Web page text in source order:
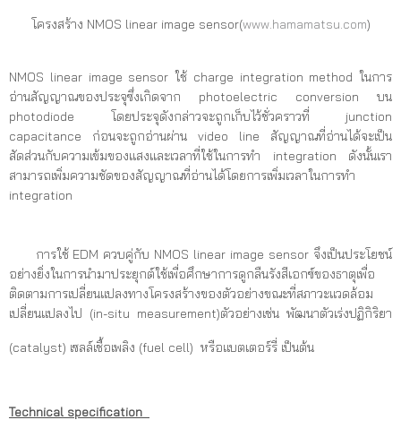
โครงสร้าง NMOS linear image sensor(www.hamamatsu.com)
NMOS linear image sensor ใช้ charge integration method ในการ
อ่านสัญญาณของประจุซึ่งเกิดจาก photoelectric conversion บน
photodiode โดยประจุดังกล่าวจะถูกเก็บไว้ชั่วคราวที่ junction
capacitance ก่อนจะถูกอ่านผ่าน video line สัญญาณที่อ่านได้จะเป็น
สัดส่วนกับความเข้มของแสงและเวลาที่ใช้ในการทำ integration ดังนั้นเรา
สามารถเพิ่มความชัดของสัญญาณที่อ่านได้โดยการเพิ่มเวลาในการทำ
integration
การใช้ EDM ควบคู่กับ NMOS linear image sensor จึงเป็นประโยชน์
อย่างยิ่งในการนำมาประยุกต์ใช้เพื่อศึกษาการดูกลืนรังสีเอกซ์ของธาตุเพื่อ
ติดตามการเปลี่ยนแปลงทางโครงสร้างของตัวอย่างขณะที่สภาวะแวดล้อม
เปลี่ยนแปลงไป (in-situ measurement)ตัวอย่างเช่น พัฒนาตัวเร่งปฏิกิริยา
(catalyst) เซลล์เชื้อเพลิง (fuel cell) หรือแบตเตอร์รี่ เป็นต้น
Technical specification